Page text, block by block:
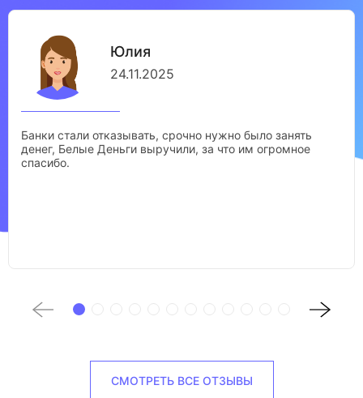
Юлия
24.11.2025
Банки стали отказывать, срочно нужно было занять
денег, Белые Деньги выручили, за что им огромное
спасибо.
СМОТРЕТЬ ВСЕ ОТЗЫВЫ